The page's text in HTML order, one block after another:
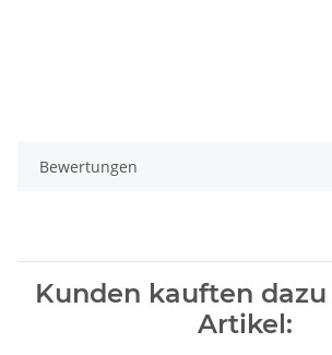
Bewertungen
Kunden kauften
Artikel: